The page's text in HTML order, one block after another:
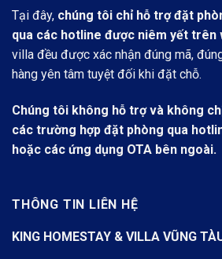
Tại đây, chúng tôi chỉ hỗ trợ đặt
qua các hotline được niêm yết trên
villa đều được xác nhận đúng mã,
hàng yên tâm tuyệt đối khi đặt chỗ.
Chúng tôi không hỗ trợ và không
các trường hợp đặt phòng qua
hoặc các ứng dụng OTA bên ngoài.
THÔNG TIN LIÊN HỆ
KING HOMESTAY & VILLA VŨNG